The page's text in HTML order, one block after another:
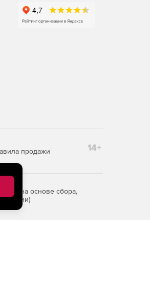
продажи 14+
на основе сбора,